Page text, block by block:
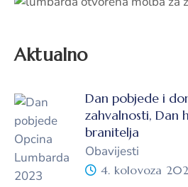
Aktualno
Dan pobjede i
zahvalnosti, Dan
branitelja
Obavijesti
4. kolovoza